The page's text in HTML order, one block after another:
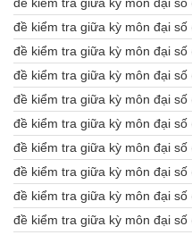
đề kiểm tra giữa kỳ môn đại số
đề kiểm tra giữa kỳ môn đại số
đề kiểm tra giữa kỳ môn đại số
đề kiểm tra giữa kỳ môn đại số
đề kiểm tra giữa kỳ môn đại số
đề kiểm tra giữa kỳ môn đại số
đề kiểm tra giữa kỳ môn đại số
đề kiểm tra giữa kỳ môn đại số
đề kiểm tra giữa kỳ môn đại số